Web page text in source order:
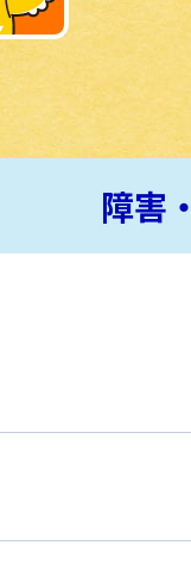
障害・